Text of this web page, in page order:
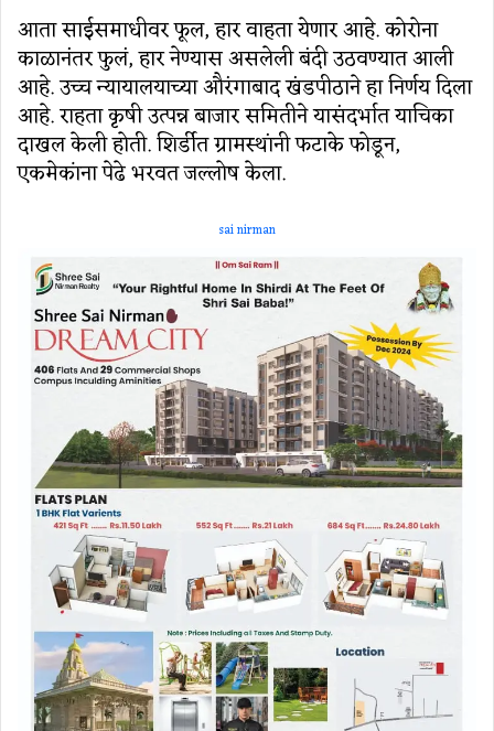
आता साईसमाधीवर फूल, हार वाहता येणार आहे. कोरोना
काळानंतर फुलं, हार नेण्यास असलेली बंदी उठवण्यात आली
आहे. उच्च न्यायालयाच्या औरंगाबाद खंडपीठाने हा निर्णय दिला
आहे. राहता कृषी उत्पन्न बाजार समितीने यासंदर्भात याचिका
दाखल केली होती. शिर्डीत ग्रामस्थांनी फटाके फोडून,
एकमेकांना पेढे भरवत जल्लोष केला.
sai nirman